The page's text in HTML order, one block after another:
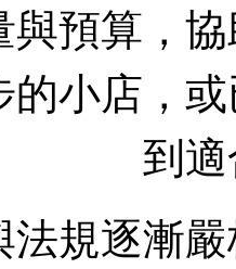
與預算，
小店，
到
規逐漸